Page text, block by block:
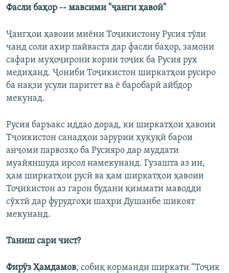
Фасли баҳор -- мавсими "ҷанги ҳавоӣ"
Ҷангҳои ҳавоии миёни Тоҷикистону Русия тӯли
чанд соли ахир пайваста дар фасли баҳор, замони
сафари муҳоҷирони кории тоҷик ба Русия рух
медиҳанд. Ҷониби Тоҷикистон ширкатҳои русиро
ба нақзи усули паритет ва ё баробарӣ айбдор
мекунад.
Русия баръакс иддао дорад, ки ширкатҳои ҳавоии
Тҷоикистон санадҳои зарурии ҳуқуқӣ барои
анҷоми парвозҳо ба Русияро дар муддати
муайяншуда ирсол намекунанд. Гузашта аз ин,
ҳам ширкатҳои русӣ ва ҳам ширкатҳои ҳавоии
Тоҷикистон аз гарон будани қиммати маводди
сӯхтӣ дар фурудгоҳи шаҳри Душанбе шикоят
мекунанд.
Таниш сари чист?
Фирӯз Ҳамдамов, собиқ корманди ширкати “Тоҷик